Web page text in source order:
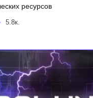
ресурсов
5.8к.